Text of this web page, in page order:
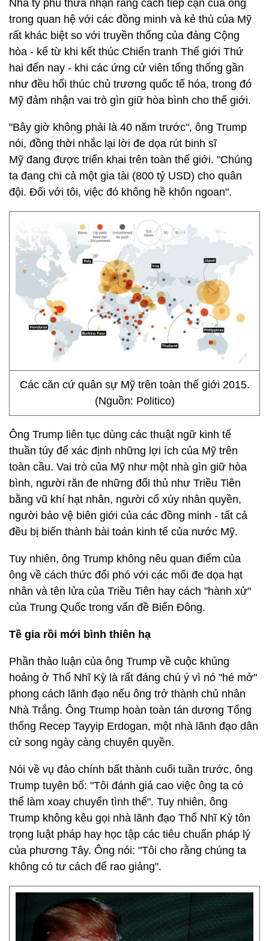
Nhà tỷ phú thừa nhận rằng cách tiếp cận của ông
trong quan hệ với các đồng minh và kẻ thù của Mỹ
rất khác biệt so với truyền thống của đảng Cộng
hòa - kể từ khi kết thúc Chiến tranh Thế giới Thứ
hai đến nay - khi các ứng cử viên tổng thống gần
như đều hối thúc chủ trương quốc tế hóa, trong đó
Mỹ đảm nhận vai trò gìn giữ hòa bình cho thế giới.
"Bây giờ không phải là 40 năm trước", ông Trump
nói, đồng thời nhắc lại lời đe dọa rút binh sĩ
Mỹ đang được triển khai trên toàn thế giới. "Chúng
ta đang chi cả một gia tài (800 tỷ USD) cho quân
đội. Đối với tôi, việc đó không hề khôn ngoan".
Các căn cứ quân sự Mỹ trên toàn thế giới 2015.
(Nguồn: Politico)
Ông Trump liên tục dùng các thuật ngữ kinh tế
thuần túy để xác định những lợi ích của Mỹ trên
toàn cầu. Vai trò của Mỹ như một nhà gìn giữ hòa
bình, người răn đe những đối thủ như Triều Tiên
bằng vũ khí hạt nhân, người cổ xúy nhân quyền,
người bảo vệ biên giới của các đồng minh - tất cả
đều bị biến thành bài toán kinh tế của nước Mỹ.
Tuy nhiên, ông Trump không nêu quan điểm của
ông về cách thức đối phó với các mối đe dọa hạt
nhân và tên lửa của Triều Tiên hay cách "hành xử"
của Trung Quốc trong vấn đề Biển Đông.
Tề gia rồi mới bình thiên hạ
Phần thảo luận của ông Trump về cuộc khủng
hoảng ở Thổ Nhĩ Kỳ là rất đáng chú ý vì nó "hé mở"
phong cách lãnh đạo nếu ông trở thành chủ nhân
Nhà Trắng. Ông Trump hoàn toàn tán dương Tổng
thống Recep Tayyip Erdogan, một nhà lãnh đạo dân
cử song ngày càng chuyên quyền.
Nói về vụ đảo chính bất thành cuối tuần trước, ông
Trump tuyên bố: "Tôi đánh giá cao việc ông ta có
thể làm xoay chuyển tình thế". Tuy nhiên, ông
Trump không kêu gọi nhà lãnh đạo Thổ Nhĩ Kỳ tôn
trọng luật pháp hay học tập các tiêu chuẩn pháp lý
của phương Tây. Ông nói: "Tôi cho rằng chúng ta
không có tư cách để rao giảng".